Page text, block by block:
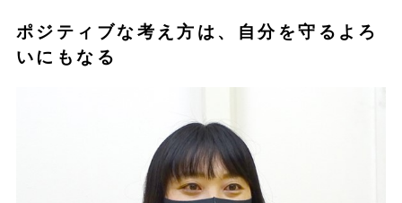
ポジティブな考え方は、自分を守るよろ
いにもなる